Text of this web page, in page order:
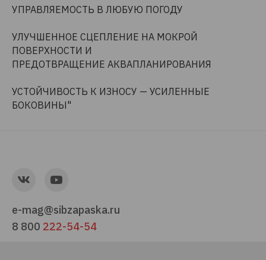
УПРАВЛЯЕМОСТЬ В ЛЮБУЮ ПОГОДУ
УЛУЧШЕННОЕ СЦЕПЛЕНИЕ НА МОКРОЙ
ПОВЕРХНОСТИ И
ПРЕДОТВРАЩЕНИЕ АКВАПЛАНИРОВАНИЯ
УСТОЙЧИВОСТЬ К ИЗНОСУ — УСИЛЕННЫЕ
БОКОВИНЫ"
e-mag@sibzapaska.ru
8 800 222-54-54